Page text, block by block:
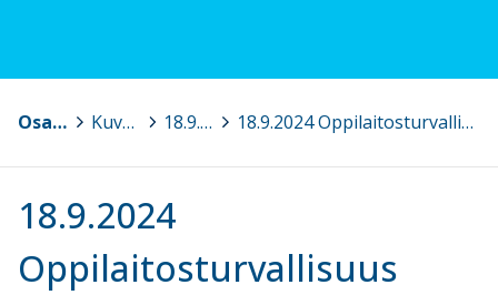
Osaava Satakunta Kuvagalleria > 18.9.2024 Oppilaitosturvallisuus – koulutusta rehtoreille, apulaisrehtoreille, koulun turvallisuusvastaaville, Pori > 18.9.2024 Oppilaitosturvallisuus Osaava Satakunta ja Turvanvuoksi 3.jpg
18.9.2024
Oppilaitosturvallisuus